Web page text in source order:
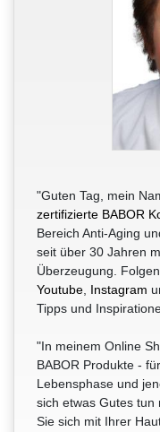
"Guten Tag, mein
zertifizierte BABOR
Bereich Anti-Aging
seit über 30 Jahren
Überzeugung.
Youtube, Instagram
Tipps und
"In meinem Online
BABOR Produkte -
Lebensphase und
sich etwas Gutes tun
Sie sich mit Ihrer